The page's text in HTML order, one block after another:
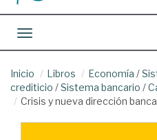
Toggle navigation
Inicio Libros Economía /
crediticio /Sistema bancario /
Crisis y nueva dirección